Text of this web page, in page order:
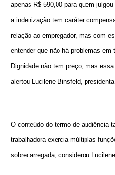
apenas R$ 590,00 para quem
a indenização tem caráter
relação ao empregador, mas com
entender que não há problemas em
Dignidade não tem preço, mas
alertou Lucilene Binsfeld,
O conteúdo do termo de audiência
trabalhadora exercia múltiplas
sobrecarregada, considerou